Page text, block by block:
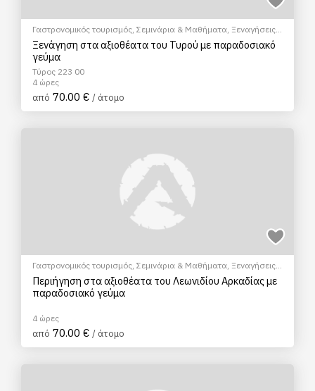
Γαστρονομικός τουρισμός, Σεμινάρια & Μαθήματα, Ξεναγήσεις/
Αξιοθέατα
Πεζοπορία Πόλης Πολιτιστικά - Πολιτισμικά
Ξενάγηση στα αξιοθέατα του Τυρού με παραδοσιακό
γεύμα
Τύρος 223 00
4 ώρες
από 70.00 € / άτομο
Γαστρονομικός τουρισμός, Σεμινάρια & Μαθήματα, Ξεναγήσεις/
Αξιοθέατα
Πεζοπορία Πόλης Πολιτιστικά - Πολιτισμικά
Περιήγηση στα αξιοθέατα του Λεωνιδίου Αρκαδίας με
παραδοσιακό γεύμα
4 ώρες
από 70.00 € / άτομο